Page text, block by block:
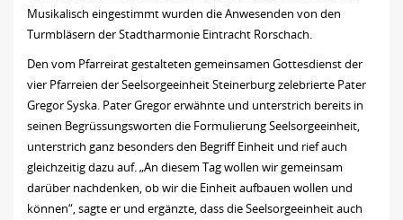
Musikalisch eingestimmt wurden die Anwesenden von den
Turmbläsern der Stadtharmonie Eintracht Rorschach.
Den vom Pfarreirat gestalteten gemeinsamen Gottesdienst der
vier Pfarreien der Seelsorgeeinheit Steinerburg zelebrierte Pater
Gregor Syska. Pater Gregor erwähnte und unterstrich bereits in
seinen Begrüssungsworten die Formulierung Seelsorgeeinheit,
unterstrich ganz besonders den Begriff Einheit und rief auch
gleichzeitig dazu auf. „An diesem Tag wollen wir gemeinsam
darüber nachdenken, ob wir die Einheit aufbauen wollen und
können“, sagte er und ergänzte, dass die Seelsorgeeinheit auch